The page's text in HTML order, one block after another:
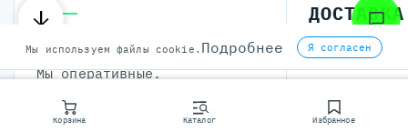
Корзина Каталог Избранное
Обычно минут за 20-30.
Мы оперативные.
ДОСТАВКА
ПО
И еще
курьерские
Мы используем файлы cookie. Подробнее Я согласен